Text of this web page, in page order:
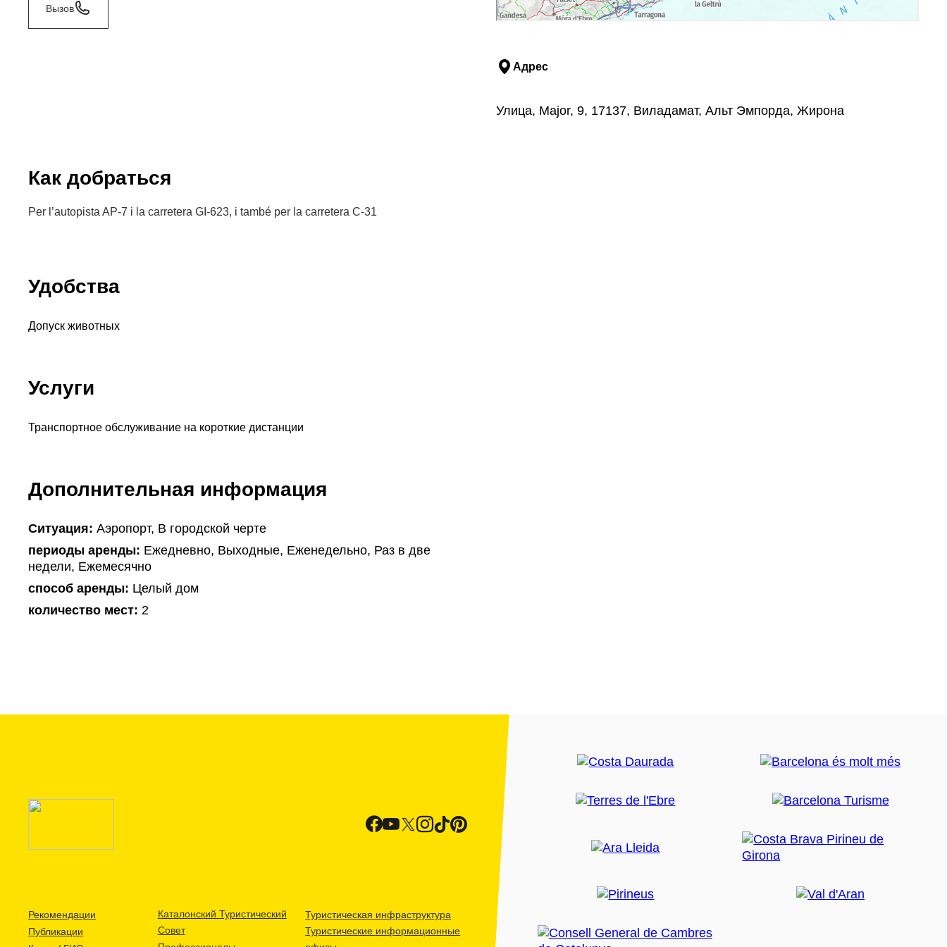
Вызов
Адрес
Улица, Major, 9, 17137, Виладамат, Альт Эмпорда, Жирона
Как добраться
Per l’autopista AP-7 i la carretera GI-623, i també per la carretera C-31
Удобства
Допуск животных
Услуги
Транспортное обслуживание на короткие дистанции
Дополнительная информация
Ситуация: Аэропорт, В городской черте
периоды аренды: Ежедневно, Выходные, Еженедельно, Раз в две
недели, Ежемесячно
способ аренды: Целый дом
количество мест: 2
Рекомендации
Публикации
Каталонский Туристический
Совет
Туристическая инфраструктура
Туристические информационные